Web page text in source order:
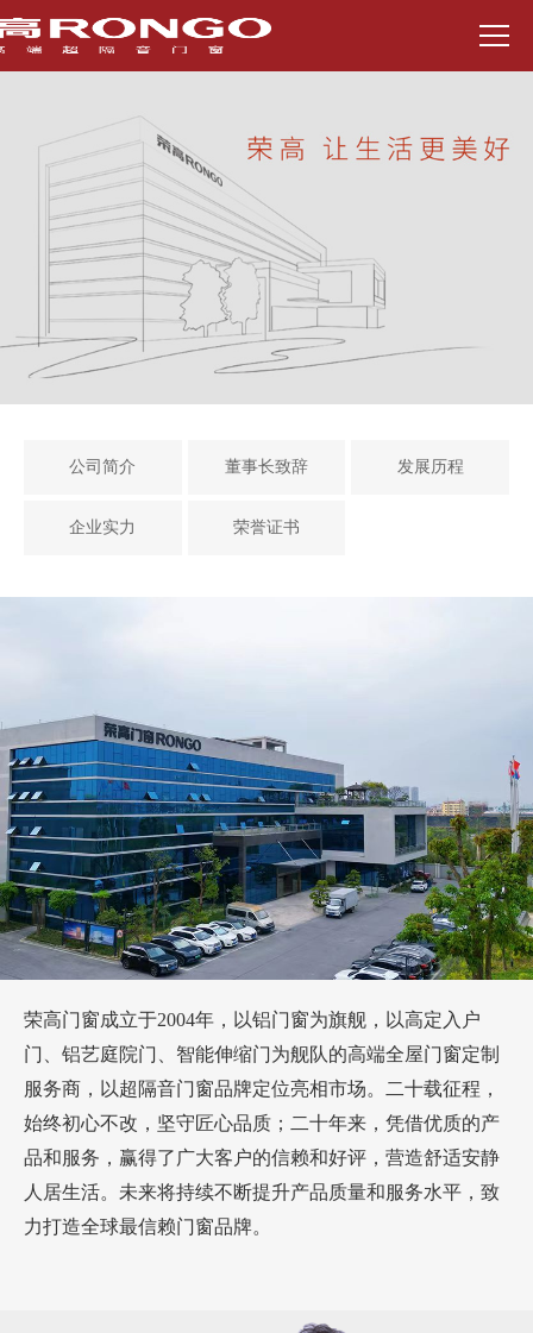
公司简介 董事长致辞 发展历程
企业实力 荣誉证书
荣高门窗成立于2004年，以铝门窗为旗舰，以高定入户
门、铝艺庭院门、智能伸缩门为舰队的高端全屋门窗定制
服务商，以超隔音门窗品牌定位亮相市场。二十载征程，
始终初心不改，坚守匠心品质；二十年来，凭借优质的产
品和服务，赢得了广大客户的信赖和好评，营造舒适安静
人居生活。未来将持续不断提升产品质量和服务水平，致
力打造全球最信赖门窗品牌。
2022年
蜕变新程 聚势远航 荣高门窗品牌全面战略性升
年度广东省门业协会-领军企业
广东省门业协会第三届理事会-常务副会长单位
极景138-美国IDA国际设计大奖
广东省“高新技术企业”
2004年
荣高门业正式创建，依靠仅有的300平方米的生
产基地，拉开了品牌发展的故事帷幕